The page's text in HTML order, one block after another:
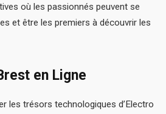
où les passionnés peuvent se
et être les premiers à découvrir les
en Ligne
les trésors technologiques d’Electro